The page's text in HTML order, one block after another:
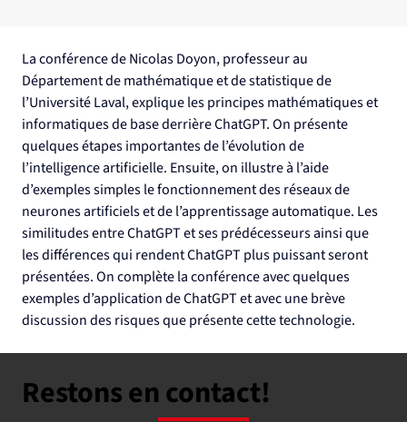
La conférence de Nicolas Doyon, professeur au
Département de mathématique et de statistique de
l’Université Laval, explique les principes mathématiques et
informatiques de base derrière ChatGPT. On présente
quelques étapes importantes de l’évolution de
l’intelligence artificielle. Ensuite, on illustre à l’aide
d’exemples simples le fonctionnement des réseaux de
neurones artificiels et de l’apprentissage automatique. Les
similitudes entre ChatGPT et ses prédécesseurs ainsi que
les différences qui rendent ChatGPT plus puissant seront
présentées. On complète la conférence avec quelques
exemples d’application de ChatGPT et avec une brève
discussion des risques que présente cette technologie.
Restons en contact!